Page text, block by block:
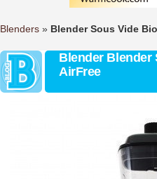
Blenders » Blender Sous Vide
Blender Blender
AirFree